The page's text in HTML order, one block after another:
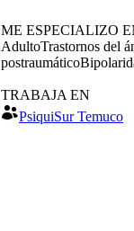
ME ESPECIALIZO
AdultoTrastornos del
postraumático
TRABAJA EN
PsiquiSur Temuco